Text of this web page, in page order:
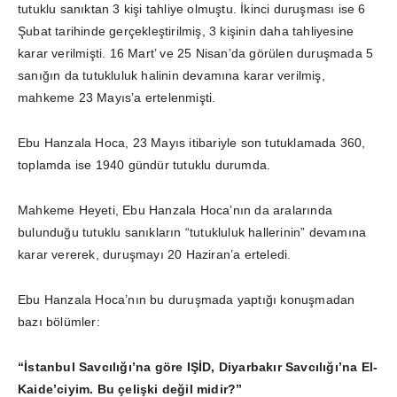
tutuklu sanıktan 3 kişi tahliye olmuştu. İkinci duruşması ise 6
Şubat tarihinde gerçekleştirilmiş, 3 kişinin daha tahliyesine
karar verilmişti. 16 Mart’ ve 25 Nisan’da görülen duruşmada 5
sanığın da tutukluluk halinin devamına karar verilmiş,
mahkeme 23 Mayıs’a ertelenmişti.
Ebu Hanzala Hoca, 23 Mayıs itibariyle son tutuklamada 360,
toplamda ise 1940 gündür tutuklu durumda.
Mahkeme Heyeti, Ebu Hanzala Hoca’nın da aralarında
bulunduğu tutuklu sanıkların “tutukluluk hallerinin” devamına
karar vererek, duruşmayı 20 Haziran’a erteledi.
Ebu Hanzala Hoca’nın bu duruşmada yaptığı konuşmadan
bazı bölümler:
“İstanbul Savcılığı’na göre IŞİD, Diyarbakır Savcılığı’na El-
Kaide’ciyim. Bu çelişki değil midir?”